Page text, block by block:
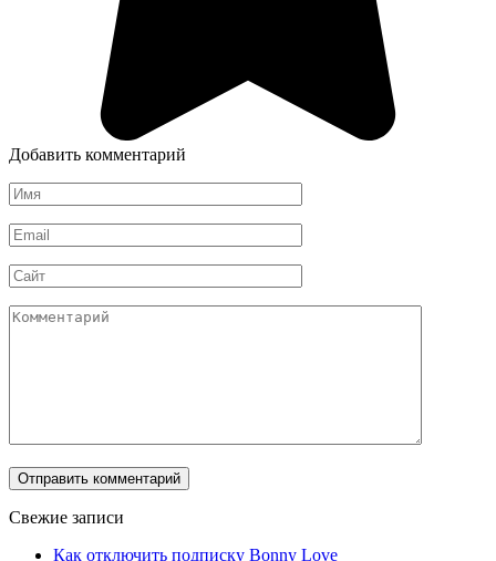
Добавить комментарий
Имя
*
Email
*
Сайт
Комментарий
Свежие записи
Как отключить подписку Bonny Love